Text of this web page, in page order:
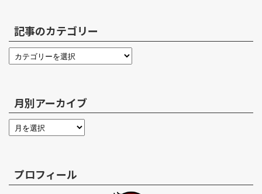
記事のカテゴリー
月別アーカイブ
プロフィール